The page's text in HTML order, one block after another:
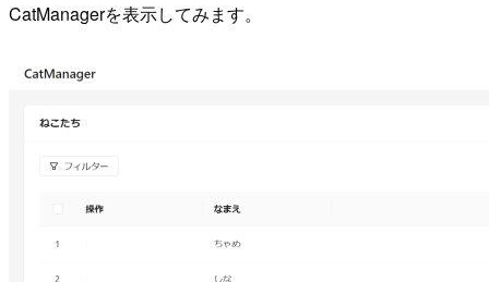
CatManagerを表示してみます。